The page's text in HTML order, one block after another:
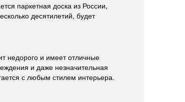
паркетная доска из России,
десятилетий, будет
недорого и имеет отличные
и даже незначительная
с любым стилем интерьера.